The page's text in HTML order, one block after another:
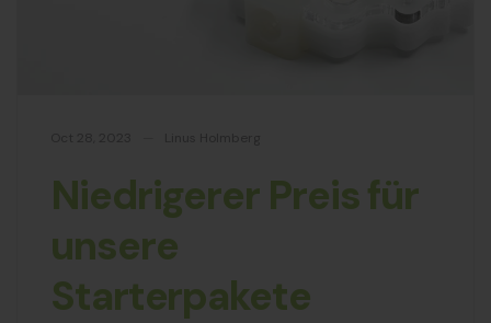
Niedrigerer Preis für
unsere
Starterpakete